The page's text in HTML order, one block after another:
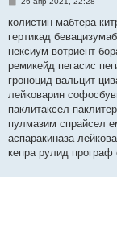
о
щ
е
и
е
колистин мабтера
гертикад
нексиум вотриент
ремикейд пегасис
гроноцид вальцит
лейковарин
паклитаксел
пулмазим спрайсел
аспаракиназа
кепра рулид